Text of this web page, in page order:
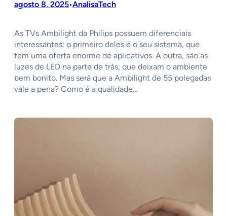
agosto 8, 2025•AnalisaTech
As TVs Ambilight da Philips possuem diferenciais
interessantes: o primeiro deles é o seu sistema, que
tem uma oferta enorme de aplicativos. A outra, são as
luzes de LED na parte de trás, que deixam o ambiente
bem bonito. Mas será que a Ambilight de 55 polegadas
vale a pena? Como é a qualidade…